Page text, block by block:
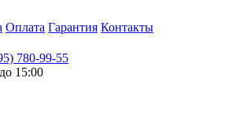
Оплата Гарантия Контакты
780-99-55
15:00